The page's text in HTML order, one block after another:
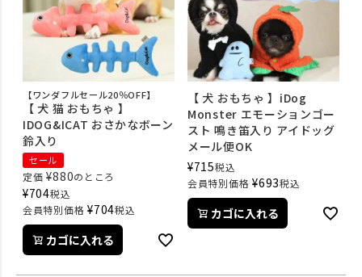
【ワンダフルセール20％OFF】
【 犬 猫 おもちゃ 】
IDOG&ICAT おさかなボーン
鈴入り
セール
定価 ¥880のところ
¥704税込
会員特別価格 ¥704税込
カゴに入れる
【 犬 おもちゃ 】iDog
Monster エモーションゴー
スト 鳴き笛入り アイドッグ
メール便OK
¥715税込
会員特別価格 ¥693税込
カゴに入れる